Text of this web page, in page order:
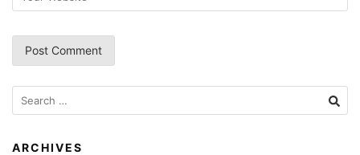
Search
for:
ARCHIVES